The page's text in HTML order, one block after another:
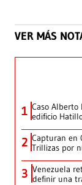
VER MÁS
1 Caso
edificio
2 Capturan en
Trillizas por
3 Venezuela
definir una